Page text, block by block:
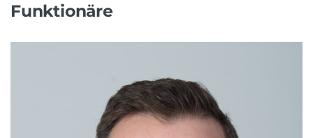
Funktionäre